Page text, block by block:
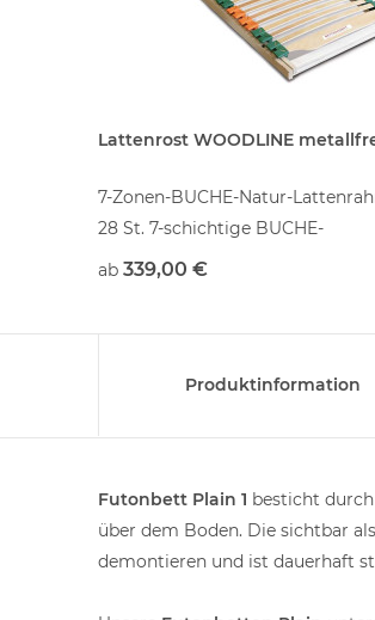
Lattenrost WOODLINE
7-Zonen-BUCHE-Natur-
28 St. 7-schichtige BUCHE-
Federholzleisten
metallfreier Buche massiv
kontrolliert, gesunde Qualität,
unbehandelte Natur -
Standartgrößen SOFORT
ab 339,00 €
Produktinformation
Futonbett Plain 1 besticht
über dem Boden. Die sichtbar
demontieren und ist dauerhaft